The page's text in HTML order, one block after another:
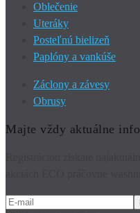
Oblečenie
Uteráky
Posteľnú bielizeň
Paplóny a vankúše
Záclony a závesy
Obrusy
Majte vždy aktuálne info